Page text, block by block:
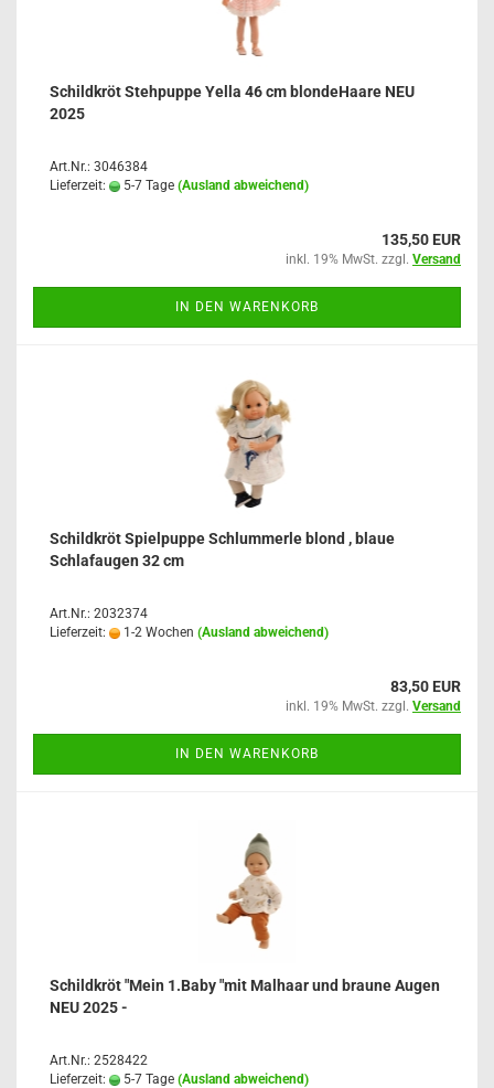
Schildkröt Stehpuppe Yella 46 cm blondeHaare NEU
2025
Art.Nr.: 3046384
Lieferzeit:
5-7 Tage (Ausland abweichend)
135,50 EUR
inkl. 19% MwSt. zzgl. Versand
IN DEN WARENKORB
Schildkröt Spielpuppe Schlummerle blond , blaue
Schlafaugen 32 cm
Art.Nr.: 2032374
Lieferzeit:
1-2 Wochen (Ausland abweichend)
83,50 EUR
inkl. 19% MwSt. zzgl. Versand
IN DEN WARENKORB
Schildkröt "Mein 1.Baby "mit Malhaar und braune Augen
NEU 2025 -
Art.Nr.: 2528422
Lieferzeit:
5-7 Tage (Ausland abweichend)